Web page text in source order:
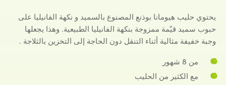
يحتوي حليب هيومانا بوذنع المصنوع بالسميد و نكهة الفانيليا على
حبوب سميد قيّمة ممزوجة بنكهة الفانيليا الطبيعية. وهذا يجعلها
وجبة خفيفة مثالية أثناء التنقل دون الحاجة إلى التخزين بالثلاجة .
من 8 شهور
مع الكثير من الحليب